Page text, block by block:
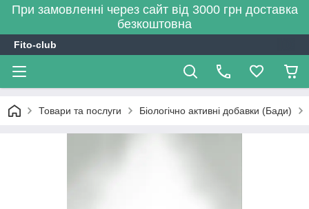
При замовленні через сайт від 3000 грн доставка
безкоштовна
Fito-club
Товари та послуги Біологічно активні добавки (Бади)